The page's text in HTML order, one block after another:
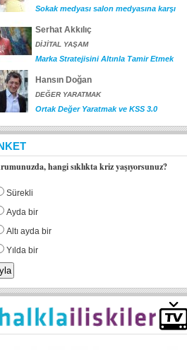
Sokak medyası salon medyasına karşı
Serhat Akkılıç
DİJİTAL YAŞAM
Marka Stratejisini Altınla Tamir Etmek
Hansın Doğan
DEĞER YARATMAK
Ortak Değer Yaratmak ve KSS 3.0
hangi sıklıkta kriz yaşıyorsunuz?
Sürekli
Ayda bir
Altı ayda bir
Yılda bir